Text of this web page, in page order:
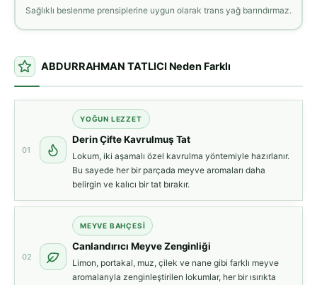
Sağlıklı beslenme prensiplerine uygun olarak trans yağ barındırmaz.
ABDURRAHMAN TATLICI Neden Farklı
01
YOĞUN LEZZET
Derin Çifte Kavrulmuş Tat
Lokum, iki aşamalı özel kavrulma yöntemiyle hazırlanır.
Bu sayede her bir parçada meyve aromaları daha
belirgin ve kalıcı bir tat bırakır.
02
MEYVE BAHÇESI
Canlandırıcı Meyve Zenginliği
Limon, portakal, muz, çilek ve nane gibi farklı meyve
aromalarıyla zenginleştirilen lokumlar, her bir ısırıkta